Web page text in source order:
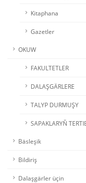
Kitaphana
Gazetler
OKUW
FAKULTETLER
DALAŞGÄRLERE
TALYP DURMUŞY
SAPAKLARYŇ
Bäsleşik
Bildiriş
Dalaşgärler üçin